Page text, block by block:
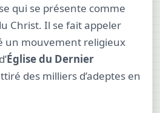
qui se présente comme
Christ. Il se fait appeler
un mouvement religieux
Église du Dernier
des milliers d’adeptes en